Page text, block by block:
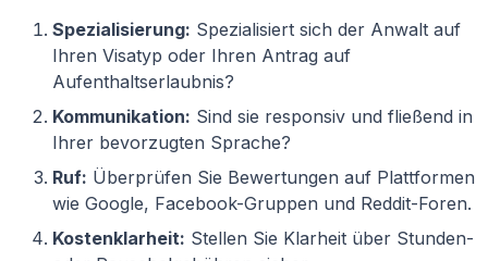
Spezialisierung: Spezialisiert sich der Anwalt auf
Ihren Visatyp oder Ihren Antrag auf
Aufenthaltserlaubnis?
Kommunikation: Sind sie responsiv und fließend in
Ihrer bevorzugten Sprache?
Ruf: Überprüfen Sie Bewertungen auf Plattformen
wie Google, Facebook-Gruppen und Reddit-Foren.
Kostenklarheit: Stellen Sie Klarheit über Stunden-